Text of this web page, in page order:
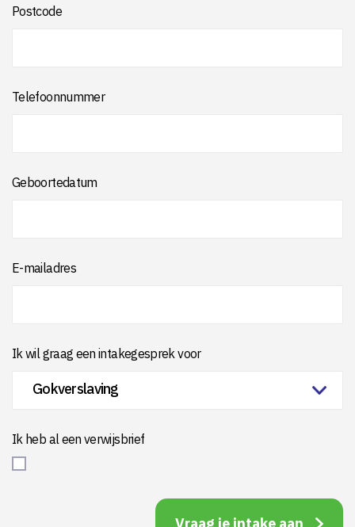
Postcode
Telefoonnummer
Geboortedatum
E-mailadres
Ik wil graag een intakegesprek voor
Ik heb al een verwijsbrief